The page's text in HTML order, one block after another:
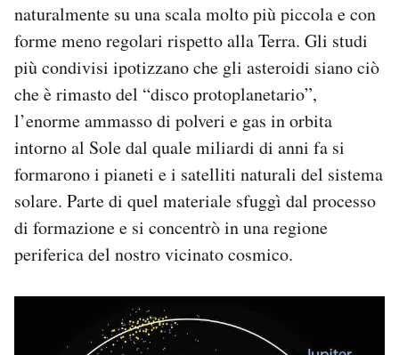
naturalmente su una scala molto più piccola e con
forme meno regolari rispetto alla Terra. Gli studi
più condivisi ipotizzano che gli asteroidi siano ciò
che è rimasto del “disco protoplanetario”,
l’enorme ammasso di polveri e gas in orbita
intorno al Sole dal quale miliardi di anni fa si
formarono i pianeti e i satelliti naturali del sistema
solare. Parte di quel materiale sfuggì dal processo
di formazione e si concentrò in una regione
periferica del nostro vicinato cosmico.